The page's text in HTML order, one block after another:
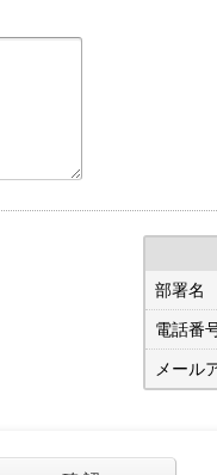
部署名
電話番
メール